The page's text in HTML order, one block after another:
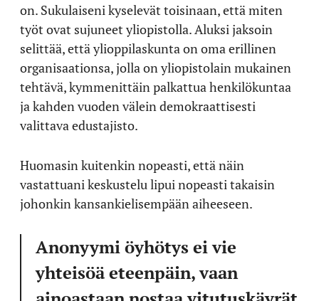
on. Sukulaiseni kyselevät toisinaan, että miten
työt ovat sujuneet yliopistolla. Aluksi jaksoin
selittää, että ylioppilaskunta on oma erillinen
organisaationsa, jolla on yliopistolain mukainen
tehtävä, kymmenittäin palkattua henkilökuntaa
ja kahden vuoden välein demokraattisesti
valittava edustajisto.
Huomasin kuitenkin nopeasti, että näin
vastattuani keskustelu lipui nopeasti takaisin
johonkin kansankielisempään aiheeseen.
Anonyymi öyhötys ei vie
yhteisöä eteenpäin, vaan